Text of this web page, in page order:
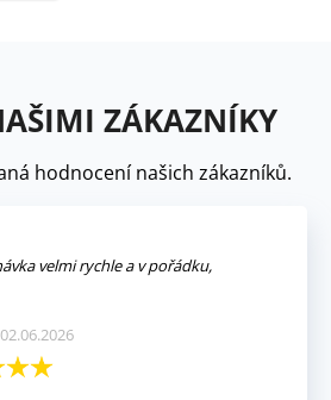
ZÁKAZNÍKY
hodnocení našich zákazníků.
velmi rychle a v pořádku,
02.06.2026